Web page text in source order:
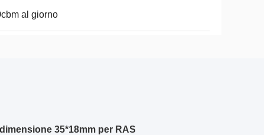
al giorno
35*18mm per RAS